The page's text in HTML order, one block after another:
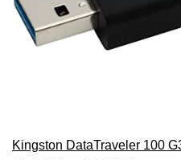
Kingston DataTraveler 100